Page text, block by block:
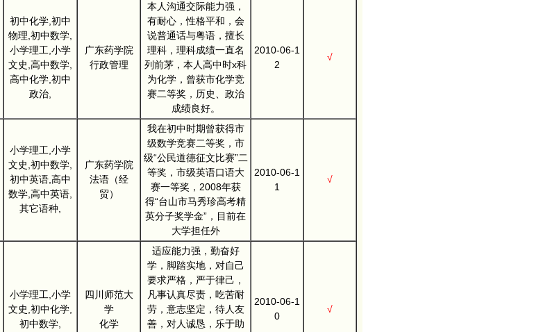
初中化学,初中
物理,初中数学,
小学理工,小学
文史,高中数学,
高中化学,初中
政治,
广东药学院
行政管理
本人沟通交际能力强，
有耐心，性格平和，会
说普通话与粤语，擅长
理科，理科成绩一直名
列前茅，本人高中时x科
为化学，曾获市化学竞
赛二等奖，历史、政治
成绩良好。
2010-06-1
2
√
小学理工,小学
文史,初中数学,
初中英语,高中
数学,高中英语,
其它语种,
广东药学院
法语（经
贸）
我在初中时期曾获得市
级数学竞赛二等奖，市
级“公民道德征文比赛”二
等奖，市级英语口语大
赛一等奖，2008年获
得“台山市马秀珍高考精
英分子奖学金”，目前在
大学担任外
2010-06-1
1
√
小学理工,小学
文史,初中化学,
初中数学,
四川师范大
学
化学
适应能力强，勤奋好
学，脚踏实地，对自己
要求严格，严于律己，
凡事认真尽责，吃苦耐
劳，意志坚定，待人友
善，对人诚恳，乐于助
2010-06-1
0
√